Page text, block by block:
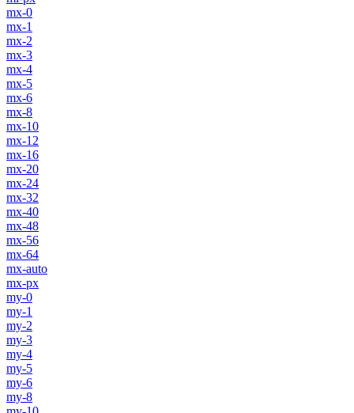
mx-0
mx-1
mx-2
mx-3
mx-4
mx-5
mx-6
mx-8
mx-10
mx-12
mx-16
mx-20
mx-24
mx-32
mx-40
mx-48
mx-56
mx-64
mx-auto
mx-px
my-0
my-1
my-2
my-3
my-4
my-5
my-6
my-8